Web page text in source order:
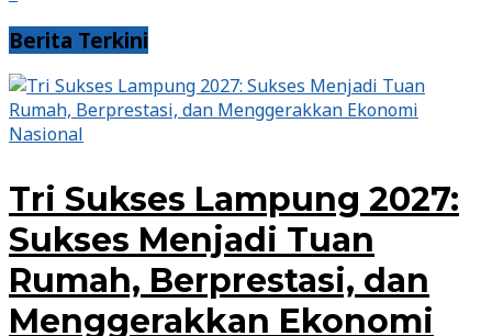
Berita Terkini
Nasional
Tri Sukses Lampung 2027:
Sukses Menjadi Tuan
Rumah, Berprestasi, dan
Menggerakkan Ekonomi